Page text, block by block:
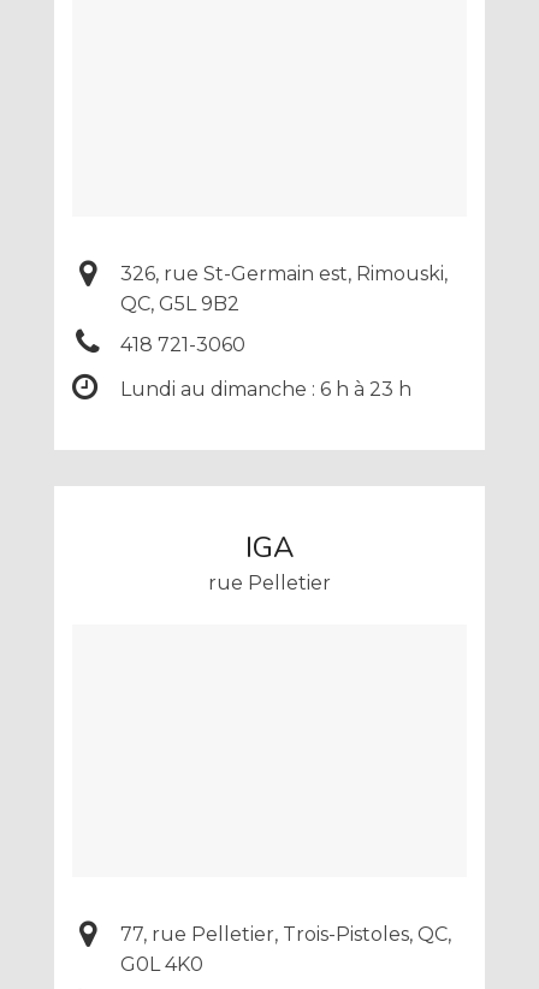
326, rue St-Germain est, Rimouski,
QC, G5L 9B2
418 721-3060
Lundi au dimanche : 6 h à 23 h
IGA
rue Pelletier
77, rue Pelletier, Trois-Pistoles, QC,
G0L 4K0